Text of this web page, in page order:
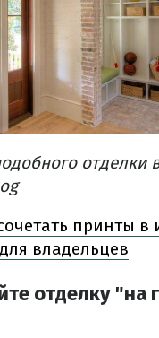
отделки
принты в
владельцев
отделку "на